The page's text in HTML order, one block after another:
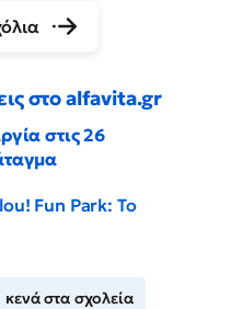
στο alfavita.gr
στις 26
Fun Park: Το
κενά στα σχολεία